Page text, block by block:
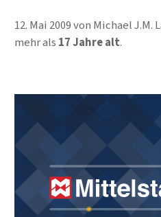
12. Mai 2009von Michael J.M.
mehr als 17 Jahre alt.